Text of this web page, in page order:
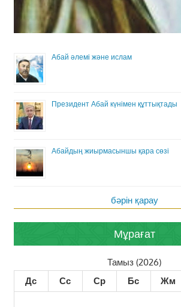
Абай әлемі және ислам
Президент Абай күнімен құттықтады
Абайдың жиырмасыншы қара сөзі
бәрін қарау
Мұрағат
Тамыз (2026)
Дс
Сс Ср Бс Жм